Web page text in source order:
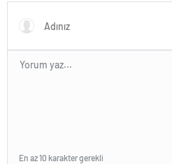
En az 10 karakter gerekli